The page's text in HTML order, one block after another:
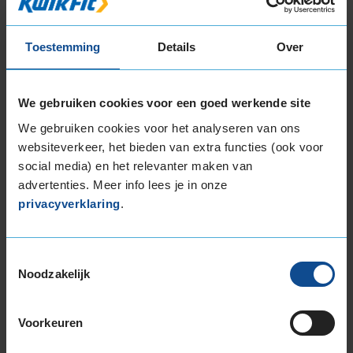
Toestemming Details Over
We gebruiken cookies voor een goed werkende site
We gebruiken cookies voor het analyseren van ons
websiteverkeer, het bieden van extra functies (ook voor
social media) en het relevanter maken van
advertenties. Meer info lees je in onze
privacyverklaring.
Noodzakelijk
Voorkeuren
Band 215/60R17 104H
Datum beoordeling
18 september 2025
Type rijder
Auto PEUGEOT Expert 2.0 BlueHDi 180 VAN 4-cil.
Kilometer per jaar
25.000 tot 50.000 km
Ondanks dat ik expliciet gevraagd heb of de
banden goed gebalanceerd waren was dat
NIET het geval. *Medewerkers in garage
zeiden: dat gaat altijd goed hoor met nieuwe
banden. Super slecht. Trilt bij 100-130km
Bandenmontagepakketten
Kies je